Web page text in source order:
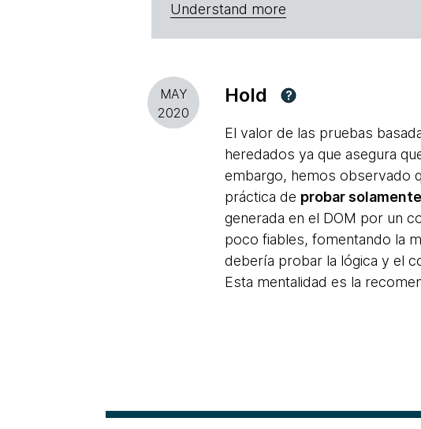
Understand more
MAY
2020
Hold ?
El valor de las pruebas
heredados ya que asegura
embargo, hemos observado
práctica de probar
generada en el DOM por un
poco fiables, fomentando la
debería probar la lógica y el
Esta mentalidad es la